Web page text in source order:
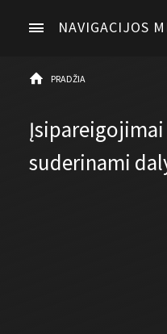
NAVIGACIJOS
PRADŽIA
Įsipareigojimai
suderinami